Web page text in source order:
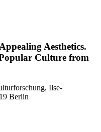
Aesthetics.
Culture from
Ilse-
Berlin